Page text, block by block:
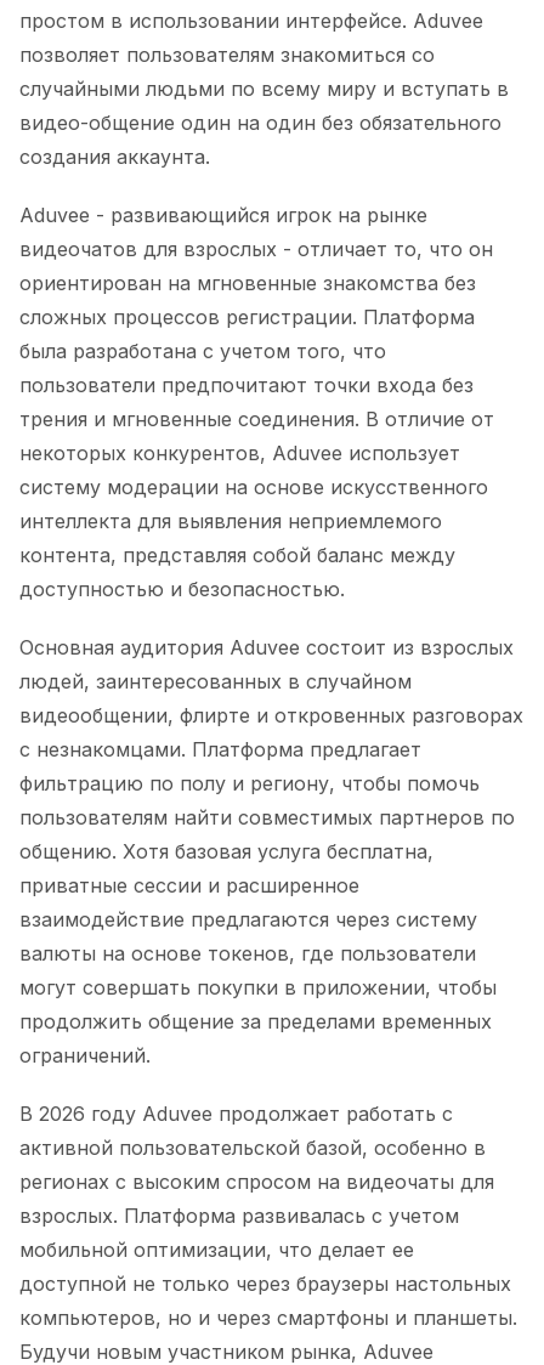
простом в использовании интерфейсе. Aduvee
позволяет пользователям знакомиться со
случайными людьми по всему миру и вступать в
видео-общение один на один без обязательного
создания аккаунта.
Aduvee - развивающийся игрок на рынке
видеочатов для взрослых - отличает то, что он
ориентирован на мгновенные знакомства без
сложных процессов регистрации. Платформа
была разработана с учетом того, что
пользователи предпочитают точки входа без
трения и мгновенные соединения. В отличие от
некоторых конкурентов, Aduvee использует
систему модерации на основе искусственного
интеллекта для выявления неприемлемого
контента, представляя собой баланс между
доступностью и безопасностью.
Основная аудитория Aduvee состоит из взрослых
людей, заинтересованных в случайном
видеообщении, флирте и откровенных разговорах
с незнакомцами. Платформа предлагает
фильтрацию по полу и региону, чтобы помочь
пользователям найти совместимых партнеров по
общению. Хотя базовая услуга бесплатна,
приватные сессии и расширенное
взаимодействие предлагаются через систему
валюты на основе токенов, где пользователи
могут совершать покупки в приложении, чтобы
продолжить общение за пределами временных
ограничений.
В 2026 году Aduvee продолжает работать с
активной пользовательской базой, особенно в
регионах с высоким спросом на видеочаты для
взрослых. Платформа развивалась с учетом
мобильной оптимизации, что делает ее
доступной не только через браузеры настольных
компьютеров, но и через смартфоны и планшеты.
Будучи новым участником рынка, Aduvee